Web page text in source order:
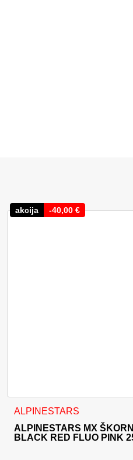
akcija -40,00 €
ALPINESTARS
ALPINESTARS MX
BLACK RED FLUO PINK
Ta izdelek ima več različic.